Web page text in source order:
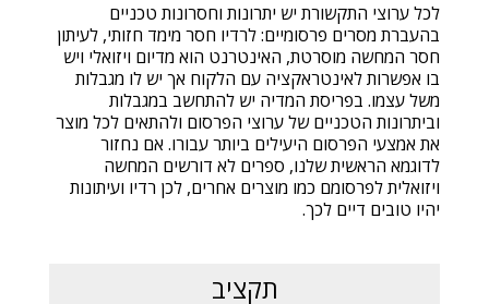
לכל ערוצי התקשורת יש יתרונות וחסרונות טכניים
בהעברת מסרים פרסומיים: לרדיו חסר מימד חזותי, לעיתון
חסר המחשה מוסרטת, האינטרנט הוא מדיום ויזואלי ויש
בו אפשרות לאינטראקציה עם הלקוח אך יש לו מגבלות
משל עצמו. בפריסת המדיה יש להתחשב במגבלות
וביתרונות הטכניים של ערוצי הפרסום ולהתאים לכל מוצר
את אמצעי הפרסום היעילים ביותר עבורו. אם נחזור
לדוגמא הראשית שלנו, ספרים לא דורשים המחשה
ויזואלית לפרסומם כמו מוצרים אחרים, לכן רדיו ועיתונות
יהיו טובים דיים לכך.
תקציב